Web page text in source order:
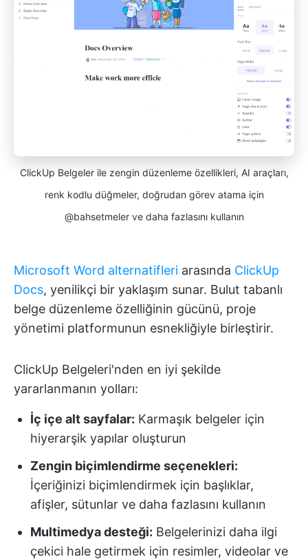
ClickUp Belgeler ile zengin düzenleme özellikleri, AI araçları,
renk kodlu düğmeler, doğrudan görev atama için
@bahsetmeler ve daha fazlasını kullanın
Microsoft Word alternatifleri arasında ClickUp
Docs, yenilikçi bir yaklaşım sunar. Bulut tabanlı
belge düzenleme özelliğinin gücünü, proje
yönetimi platformunun esnekliğiyle birleştirir.
ClickUp Belgeleri'nden en iyi şekilde
yararlanmanın yolları:
İç içe alt sayfalar: Karmaşık belgeler için
hiyerarşik yapılar oluşturun
Zengin biçimlendirme seçenekleri:
İçeriğinizi biçimlendirmek için başlıklar,
afişler, sütunlar ve daha fazlasını kullanın
Multimedya desteği: Belgelerinizi daha ilgi
çekici hale getirmek için resimler, videolar ve